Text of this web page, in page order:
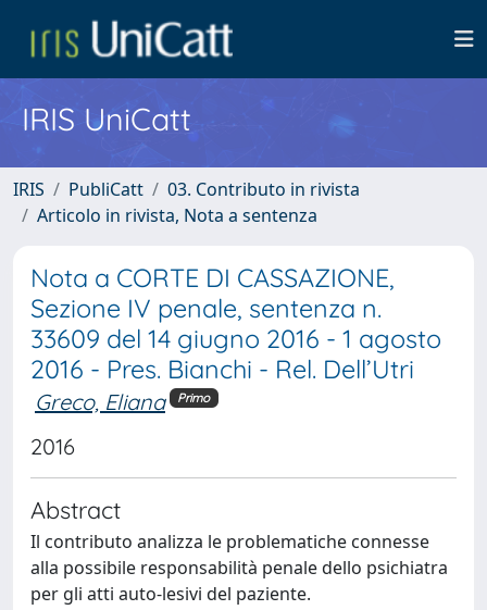
IRIS UniCatt
IRIS PubliCatt
03. Contributo in rivista
Articolo in rivista, Nota a sentenza
Nota a CORTE DI CASSAZIONE,
Sezione IV penale, sentenza n.
33609 del 14 giugno 2016 - 1 agosto
2016 - Pres. Bianchi - Rel. Dell’Utri
Greco, Eliana Primo
2016
Abstract
Il contributo analizza le problematiche connesse
alla possibile responsabilità penale dello psichiatra
per gli atti auto-lesivi del paziente.